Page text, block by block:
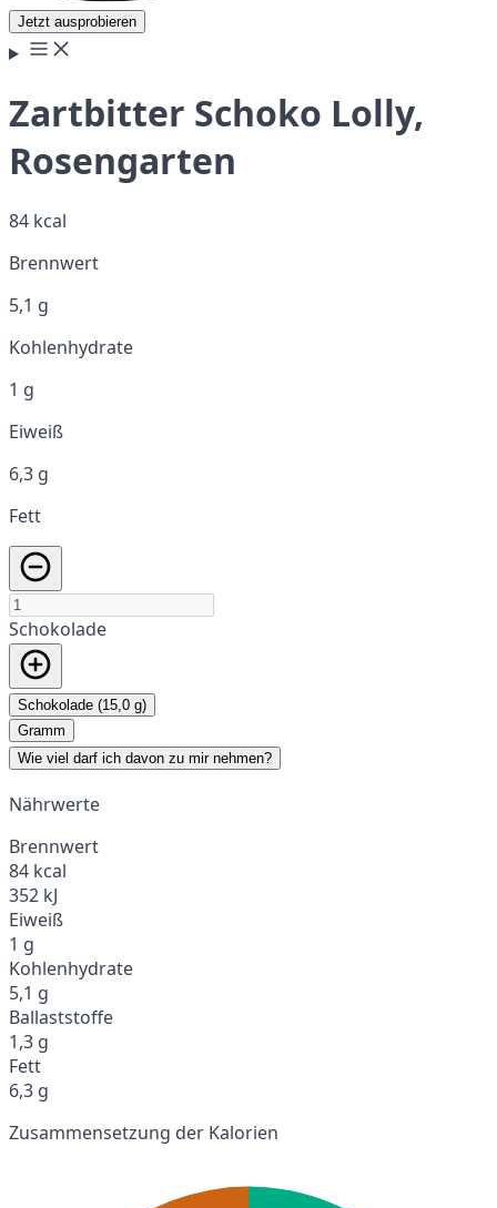
Jetzt ausprobieren
Zartbitter Schoko Lolly,
Rosengarten
84 kcal
Brennwert
5,1 g
Kohlenhydrate
1 g
Eiweiß
6,3 g
Fett
Schokolade
Schokolade (15,0 g)
Gramm
Wie viel darf ich davon zu mir nehmen?
Nährwerte
Brennwert
84 kcal
352 kJ
Eiweiß
1 g
Kohlenhydrate
5,1 g
Ballaststoffe
1,3 g
Fett
6,3 g
Zusammensetzung der Kalorien